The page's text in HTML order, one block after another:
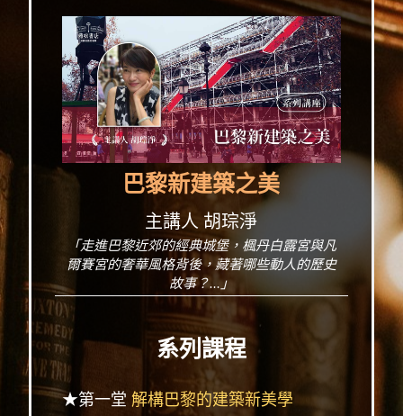
巴黎新建築之美
主講人 胡琮淨
「走進巴黎近郊的經典城堡，楓丹白露宮與凡
爾賽宮的奢華風格背後，藏著哪些動人的歷史
故事？...」
系列課程
★第一堂 解構巴黎的建築新美學